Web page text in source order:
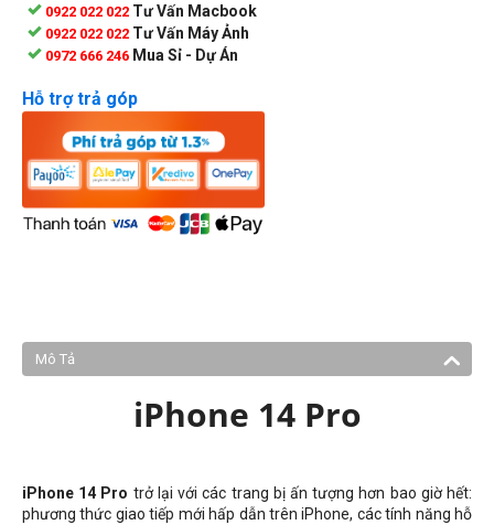
0922 022 022 Tư Vấn Macbook
0922 022 022 Tư Vấn Máy Ảnh
0972 666 246 Mua Sỉ - Dự Án
Hỗ trợ trả góp
Mô Tả
iPhone 14 Pro
iPhone 14 Pro trở lại với các trang bị ấn tượng hơn bao giờ hết:
phương thức giao tiếp mới hấp dẫn trên iPhone, các tính năng hỗ